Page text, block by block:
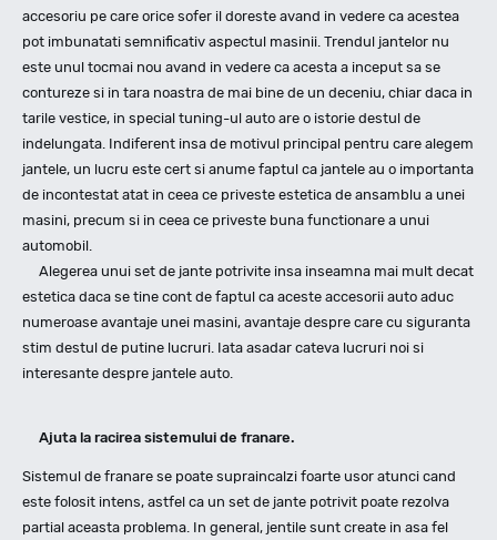
accesoriu pe care orice sofer il doreste avand in vedere ca acestea
pot imbunatati semnificativ aspectul masinii. Trendul jantelor nu
este unul tocmai nou avand in vedere ca acesta a inceput sa se
contureze si in tara noastra de mai bine de un deceniu, chiar daca in
tarile vestice, in special tuning-ul auto are o istorie destul de
indelungata. Indiferent insa de motivul principal pentru care alegem
jantele, un lucru este cert si anume faptul ca jantele au o importanta
de incontestat atat in ceea ce priveste estetica de ansamblu a unei
masini, precum si in ceea ce priveste buna functionare a unui
automobil.
Alegerea unui set de jante potrivite insa inseamna mai mult decat
estetica daca se tine cont de faptul ca aceste accesorii auto aduc
numeroase avantaje unei masini, avantaje despre care cu siguranta
stim destul de putine lucruri. Iata asadar cateva lucruri noi si
interesante despre jantele auto.
Ajuta la racirea sistemului de franare.
Sistemul de franare se poate supraincalzi foarte usor atunci cand
este folosit intens, astfel ca un set de jante potrivit poate rezolva
partial aceasta problema. In general, jentile sunt create in asa fel